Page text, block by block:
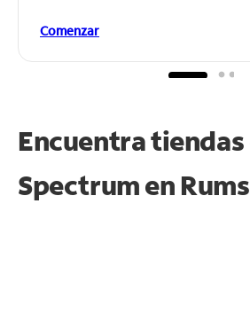
Comenzar
Encuentra tiendas
Spectrum en